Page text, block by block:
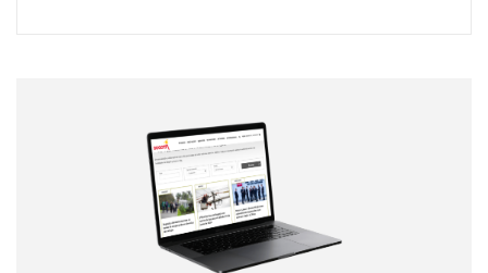
Correo electrónico
Tipo de comentario